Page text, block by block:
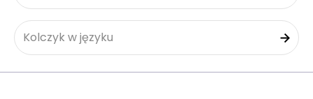
Kolczyk w języku